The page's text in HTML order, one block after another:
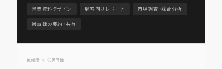
営業資料デザイン 顧客向けレポート 市場調査・競合分析
議事録の要約・共有
低頻度 × 低専門性